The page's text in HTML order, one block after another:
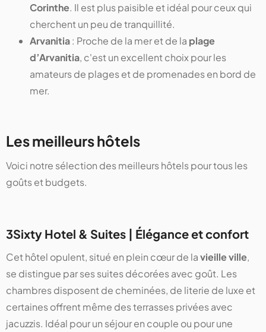
Corinthe. Il est plus paisible et idéal pour ceux qui
cherchent un peu de tranquillité.
Arvanitia: Proche de la mer et de la plage
d’Arvanitia, c'est un excellent choix pour les
amateurs de plages et de promenades en bord de
mer.
Les meilleurs hôtels
Voici notre sélection des meilleurs hôtels pour tous les
goûts et budgets.
3Sixty Hotel & Suites | Élégance et confort
Cet hôtel opulent, situé en plein cœur de lavieille ville,
se distingue par ses suites décorées avec goût. Les
chambres disposent de cheminées, de literie de luxe et
certaines offrent même des terrasses privées avec
jacuzzis. Idéal pour un séjour en couple ou pour une